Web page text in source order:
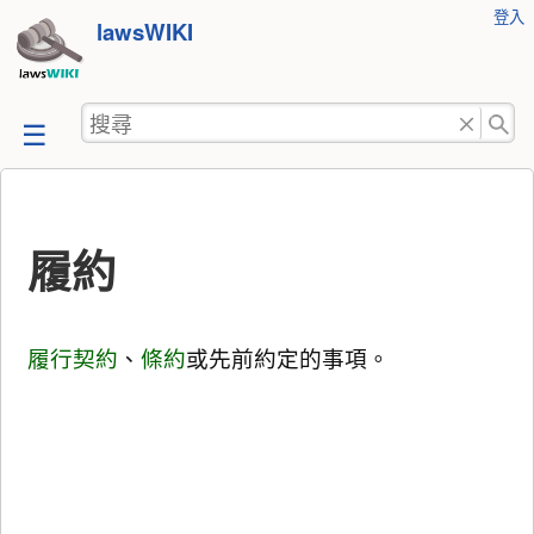
跳
至
容
lawsWIKI
工
登入
搜
尋
履約
履行契約 、條約或先前約定的事項。